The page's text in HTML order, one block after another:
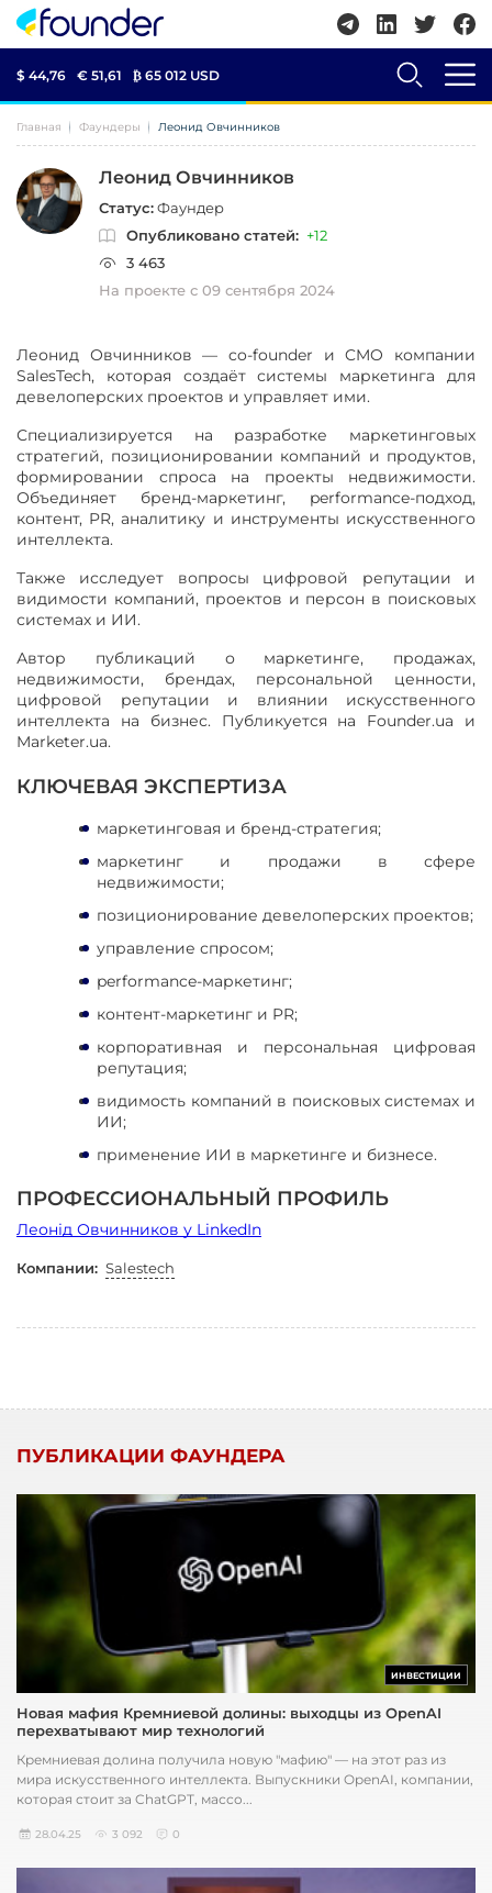
$ 44,76 € 51,61 ₿ 65 012 USD
Главная Фаундеры Леонид Овчинников
Леонид Овчинников
Статус:Фаундер
Опубликовано статей: +12
3 463
На проекте с 09 сентября 2024
Леонид Овчинников — co-founder и CMO компании
SalesTech, которая создаёт системы маркетинга для
девелоперских проектов и управляет ими.
Специализируется на разработке маркетинговых
стратегий, позиционировании компаний и продуктов,
формировании спроса на проекты недвижимости.
Объединяет бренд-маркетинг, performance-подход,
контент, PR, аналитику и инструменты искусственного
интеллекта.
Также исследует вопросы цифровой репутации и
видимости компаний, проектов и персон в поисковых
системах и ИИ.
Автор публикаций о маркетинге, продажах,
недвижимости, брендах, персональной ценности,
цифровой репутации и влиянии искусственного
интеллекта на бизнес. Публикуется на Founder.ua и
Marketer.ua.
КЛЮЧЕВАЯ ЭКСПЕРТИЗА
маркетинговая и бренд-стратегия;
маркетинг и продажи в сфере
недвижимости;
позиционирование девелоперских проектов;
управление спросом;
performance-маркетинг;
контент-маркетинг и PR;
корпоративная и персональная цифровая
репутация;
видимость компаний в поисковых системах и
ИИ;
применение ИИ в маркетинге и бизнесе.
ПРОФЕССИОНАЛЬНЫЙ ПРОФИЛЬ
Леонід Овчинников у LinkedIn
Компании: Salestech
ПУБЛИКАЦИИ ФАУНДЕРА
ИНВЕСТИЦИИ
Новая мафия Кремниевой долины: выходцы из OpenAI
перехватывают мир технологий
Кремниевая долина получила новую "мафию" — на этот раз из
мира искусственного интеллекта. Выпускники OpenAI, компании,
которая стоит за ChatGPT, массо...
28.04.25 3 092 0